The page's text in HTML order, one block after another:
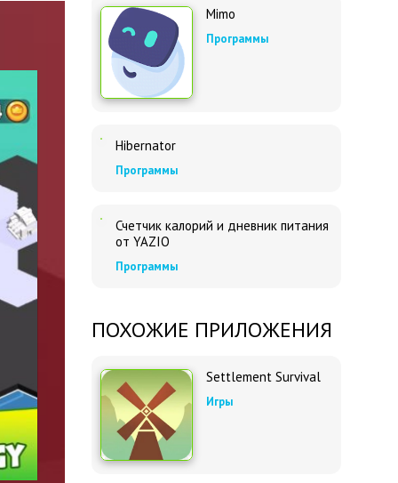
Mimo
Программы
Hibernator
Программы
Счетчик калорий и дневник питания
от YAZIO
Программы
ПОХОЖИЕ ПРИЛОЖЕНИЯ
Settlement Survival
Игры